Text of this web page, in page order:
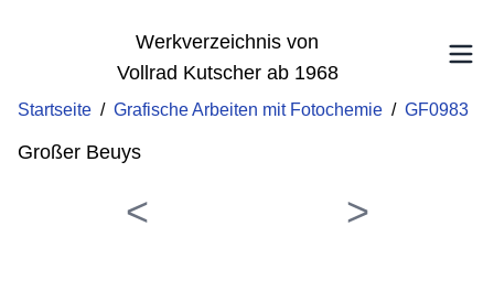
Werkverzeichnis von
Vollrad Kutscher ab 1968
Startseite / Grafische Arbeiten mit Fotochemie / GF0983
Großer Beuys
< >